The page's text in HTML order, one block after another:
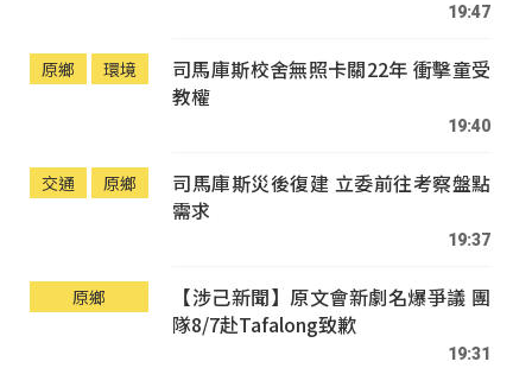
19:47
原鄉 環境
司馬庫斯校舍無照卡關22年 衝擊童受
教權
19:40
交通 原鄉
司馬庫斯災後復建 立委前往考察盤點
需求
19:37
原鄉
【涉己新聞】原文會新劇名爆爭議 團
隊8/7赴Tafalong致歉
19:31